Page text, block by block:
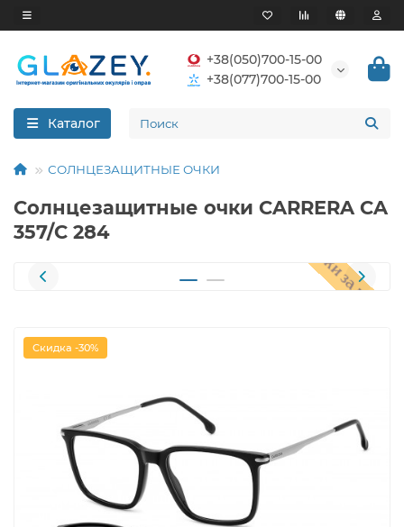
+38(050)700-15-00
+38(077)700-15-00
Каталог
СОЛНЦЕЗАЩИТНЫЕ ОЧКИ
Солнцезащитные очки CARRERA CA
357/C 284
Скидка -30%